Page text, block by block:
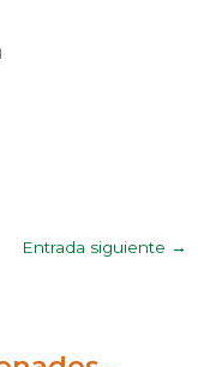
Entrada siguiente →